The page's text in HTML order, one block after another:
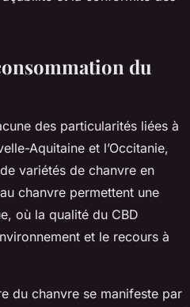
du
des particularités liées à
Aquitaine et l’Occitanie,
variétés de chanvre en
chanvre permettent une
où la qualité du CBD
et le recours à
du chanvre se manifeste par